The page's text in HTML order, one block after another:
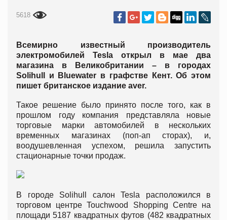
5618
Всемирно известный производитель
электромобилей Tesla открыл в мае два
магазина в Великобритании – в городах
Solihull и Bluewater в графстве Кент. Об этом
пишет британское издание aver.
Такое решение было принято после того, как в
прошлом году компания представляла новые
торговые марки автомобилей в нескольких
временных магазинах (поп-ап сторах), и,
воодушевленная успехом, решила запустить
стационарные точки продаж.
В городе Solihull салон Tesla расположился в
торговом центре Touchwood Shopping Centre на
площади 5187 квадратных футов (482 квадратных